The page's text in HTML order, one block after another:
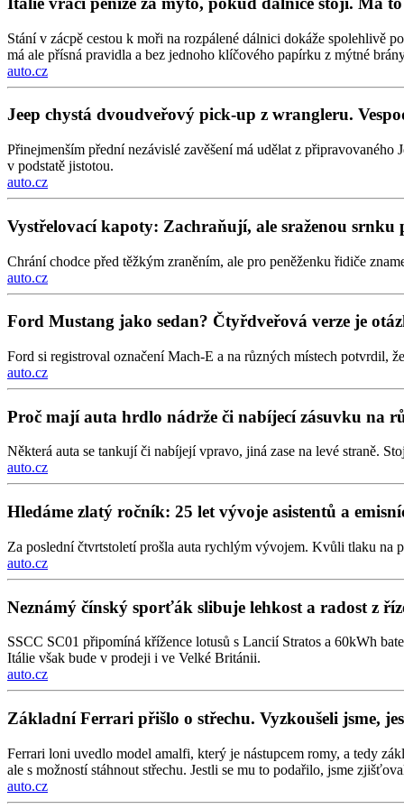
Stání v zácpě cestou k moři na rozpálené dálnici dokáže spolehlivě
má ale přísná pravidla a bez jednoho klíčového papírku z mýtné
auto.cz
Jeep chystá dvoudveřový pick-up z wrangleru.
Přinejmenším přední nezávislé zavěšení má udělat z
v podstatě jistotou.
auto.cz
Vystřelovací kapoty: Zachraňují, ale sraženou srnku
Chrání chodce před těžkým zraněním, ale pro peněženku řidiče
auto.cz
Ford Mustang jako sedan? Čtyřdveřová verze je
Ford si registroval označení Mach-E a na různých místech potvrdil,
auto.cz
Proč mají auta hrdlo nádrže či nabíjecí zásuvku na
Některá auta se tankují či nabíjejí vpravo, jiná zase na levé straně.
auto.cz
Hledáme zlatý ročník: 25 let vývoje asistentů a
Za poslední čtvrtstoletí prošla auta rychlým vývojem. Kvůli tlaku
auto.cz
Neznámý čínský sporťák slibuje lehkost a radost z
SSCC SC01 připomíná křížence lotusů s Lancií Stratos a 60kWh
Itálie však bude v prodeji i ve Velké Británii.
auto.cz
Základní Ferrari přišlo o střechu. Vyzkoušeli jsme,
Ferrari loni uvedlo model amalfi, který je nástupcem romy, a tedy
ale s možností stáhnout střechu. Jestli se mu to podařilo, jsme
auto.cz